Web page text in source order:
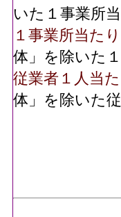
いた１事業所
１事業所当た
体」を除いた
従業者１人当
体」を除いた